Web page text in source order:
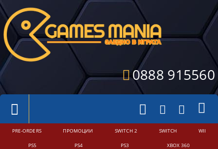
0888 915560
PRE-ORDERS ПРОМОЦИИ SWITCH 2 SWITCH WII
PS5 PS4 PS3 XBOX 360